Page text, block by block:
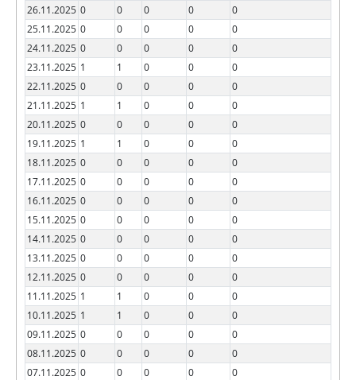
26.11.2025 0 0 0 0
0
25.11.2025 0 0 0 0
0
24.11.2025 0 0 0 0
0
23.11.2025 1 1 0 0
0
22.11.2025 0 0 0 0
0
21.11.2025 1 1 0 0
0
20.11.2025 0 0 0 0
0
19.11.2025 1 1 0 0
0
18.11.2025 0 0 0 0
0
17.11.2025 0 0 0 0
0
16.11.2025 0 0 0 0
0
15.11.2025 0 0 0 0
0
14.11.2025 0 0 0 0
0
13.11.2025 0 0 0 0
0
12.11.2025 0 0 0 0
0
11.11.2025 1 1 0 0
0
10.11.2025 1 1 0 0
0
09.11.2025 0 0 0 0
0
08.11.2025 0 0 0 0
0
07.11.2025 0 0 0 0
0